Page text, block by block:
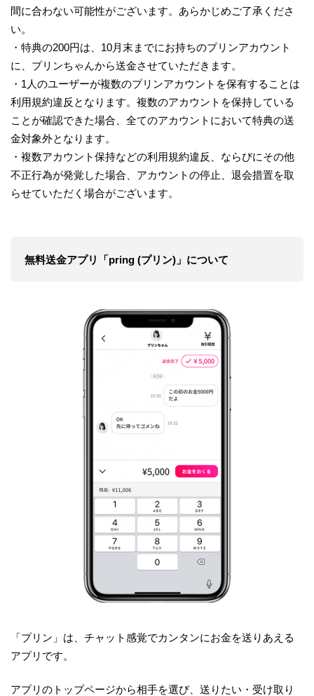
間に合わない可能性がございます。あらかじめご了承くださ
い。
・特典の200円は、10月末までにお持ちのプリンアカウント
に、プリンちゃんから送金させていただきます。
・1人のユーザーが複数のプリンアカウントを保有することは
利用規約違反となります。複数のアカウントを保持している
ことが確認できた場合、全てのアカウントにおいて特典の送
金対象外となります。
・複数アカウント保持などの利用規約違反、ならびにその他
不正行為が発覚した場合、アカウントの停止、退会措置を取
らせていただく場合がございます。
無料送金アプリ「pring (プリン)」について
「プリン」は、チャット感覚でカンタンにお金を送りあえる
アプリです。
アプリのトップページから相手を選び、送りたい・受け取り